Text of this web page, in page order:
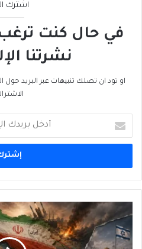
اشترك
في حال كنت
نشرتنا
او تود ان تصلك تنبيهات عبر البريد حول
بريدك
الإلكتروني
بلا
مُنتَصِرين:
كيف